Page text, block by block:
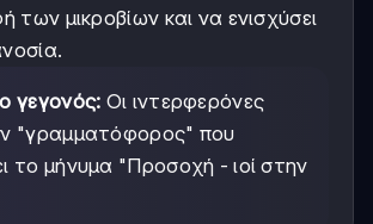
των μικροβίων και να ενισχύσει
γεγονός: Οι ιντερφερόνες
"γραμματόφορος" που
το μήνυμα "Προσοχή - ιοί στην